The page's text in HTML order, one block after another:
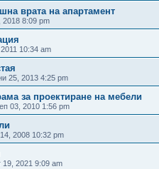
врата на апартамент
2018 8:09 pm
10:34 am
25, 2013 4:25 pm
за проектиране на мебели
03, 2010 1:56 pm
2008 10:32 pm
19, 2021 9:09 am